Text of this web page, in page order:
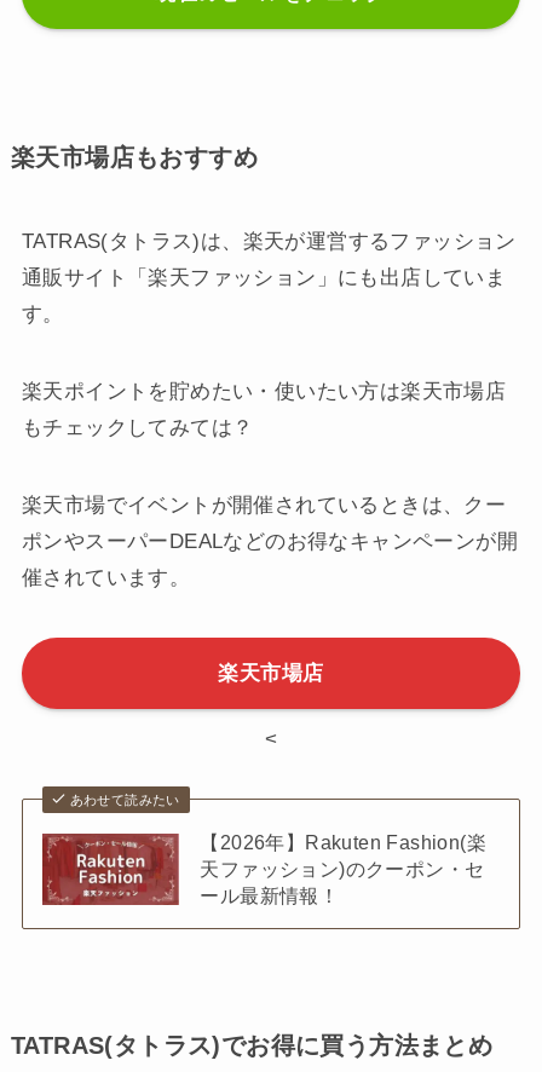
楽天市場店もおすすめ
TATRAS(タトラス)は、楽天が運営するファッション
通販サイト「楽天ファッション」にも出店していま
す。
楽天ポイントを貯めたい・使いたい方は楽天市場店
もチェックしてみては？
楽天市場でイベントが開催されているときは、クー
ポンやスーパーDEALなどのお得なキャンペーンが開
催されています。
楽天市場店
<
あわせて読みたい
【2026年】Rakuten Fashion(楽
天ファッション)のクーポン・セ
ール最新情報！
TATRAS(タトラス)でお得に買う方法まとめ